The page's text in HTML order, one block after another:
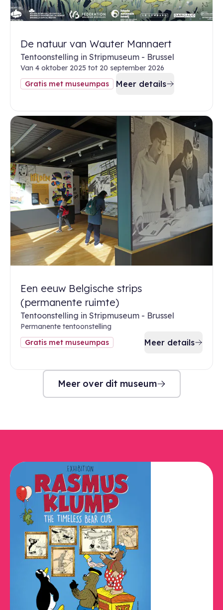
De natuur van Wauter Mannaert
Tentoonstelling in Stripmuseum - Brussel
Van 4 oktober 2025 tot 20 september 2026
Gratis met museumpas
Meer details
Een eeuw Belgische strips
(permanente ruimte)
Tentoonstelling in Stripmuseum - Brussel
Permanente tentoonstelling
Gratis met museumpas
Meer details
Meer over dit museum